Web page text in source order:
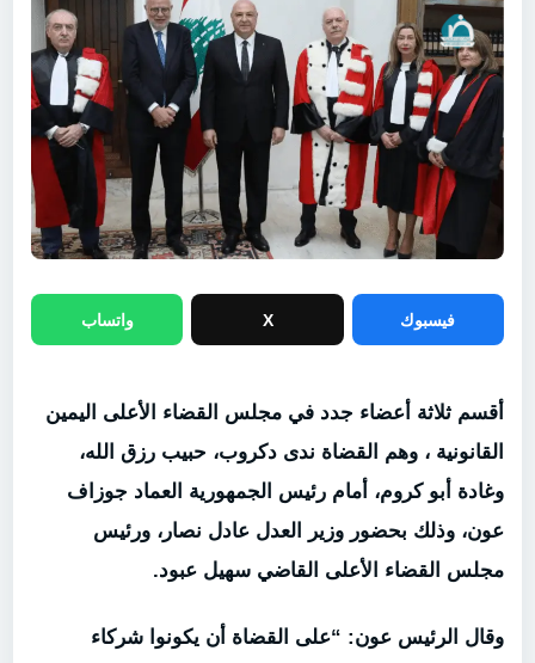
فيسبوك X واتساب
أقسم ثلاثة أعضاء جدد في مجلس القضاء الأعلى اليمين
القانونية ، وهم القضاة ندى دكروب، حبيب رزق الله،
وغادة أبو كروم، أمام رئيس الجمهورية العماد جوزاف
عون، وذلك بحضور وزير العدل عادل نصار، ورئيس
مجلس القضاء الأعلى القاضي سهيل عبود.
وقال ‏الرئيس عون: “على القضاة أن يكونوا شركاء